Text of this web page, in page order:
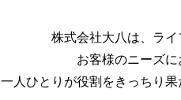
株式会社大八は、ラ
お客様のニーズ
一人ひとりが役割をきっちり